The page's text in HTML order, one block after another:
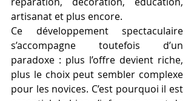
artisanat et plus encore.
Ce développement spectaculaire
s’accompagne toutefois d’un
paradoxe : plus l’offre devient riche,
plus le choix peut sembler complexe
pour les novices. C’est pourquoi il est